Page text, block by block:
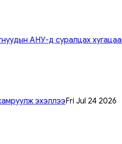
АНУ-д суралцах
эхэллээFri Jul 24 2026